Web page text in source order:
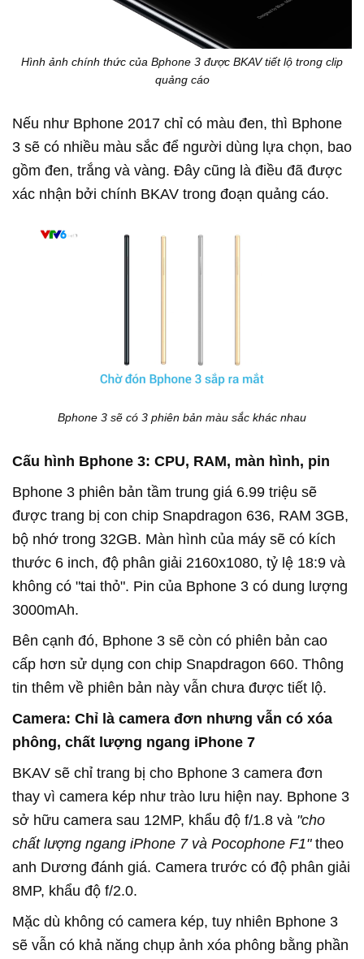
Hình ảnh chính thức của Bphone 3 được BKAV tiết lộ trong clip
quảng cáo
Nếu như Bphone 2017 chỉ có màu đen, thì Bphone
3 sẽ có nhiều màu sắc để người dùng lựa chọn, bao
gồm đen, trắng và vàng. Đây cũng là điều đã được
xác nhận bởi chính BKAV trong đoạn quảng cáo.
Bphone 3 sẽ có 3 phiên bản màu sắc khác nhau
Cấu hình Bphone 3: CPU, RAM, màn hình, pin
Bphone 3 phiên bản tầm trung giá 6.99 triệu sẽ
được trang bị con chip Snapdragon 636, RAM 3GB,
bộ nhớ trong 32GB. Màn hình của máy sẽ có kích
thước 6 inch, độ phân giải 2160x1080, tỷ lệ 18:9 và
không có "tai thỏ". Pin của Bphone 3 có dung lượng
3000mAh.
Bên cạnh đó, Bphone 3 sẽ còn có phiên bản cao
cấp hơn sử dụng con chip Snapdragon 660. Thông
tin thêm về phiên bản này vẫn chưa được tiết lộ.
Camera: Chỉ là camera đơn nhưng vẫn có xóa
phông, chất lượng ngang iPhone 7
BKAV sẽ chỉ trang bị cho Bphone 3 camera đơn
thay vì camera kép như trào lưu hiện nay. Bphone 3
sở hữu camera sau 12MP, khẩu độ f/1.8 và "cho
chất lượng ngang iPhone 7 và Pocophone F1" theo
anh Dương đánh giá. Camera trước có độ phân giải
8MP, khẩu độ f/2.0.
Mặc dù không có camera kép, tuy nhiên Bphone 3
sẽ vẫn có khả năng chụp ảnh xóa phông bằng phần